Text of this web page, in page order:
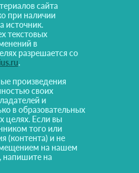
сайта
при наличии
источник.
текстовых
в
разрешается со
.
произведения
своих
и
в образовательных
целях. Если вы
того или
(контента) и не
на нашем
напишите на